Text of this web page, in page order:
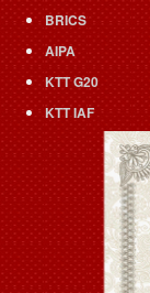
BRICS
AIPA
KTT G20
KTT IAF